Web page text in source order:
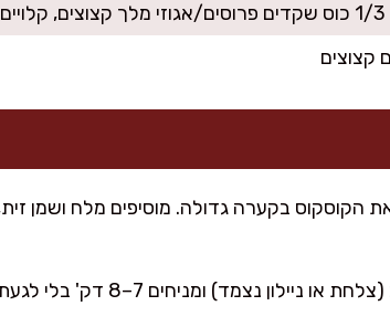
קצוצים
נצמד) ומניחים 7–8 דק' בלי לגעת.